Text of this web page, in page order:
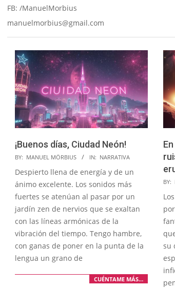
FB: /ManuelMorbius
manuelmorbius@gmail.com
¡Buenos días, Ciudad Neón!
2025-
03-
01
BY: MANUEL MÖRBIUS IN: NARRATIVA
Despierto llena de energía y de un
ánimo excelente. Los sonidos más
fuertes se atenúan al pasar por un
jardín zen de nervios que se exaltan
con las líneas armónicas de la
vibración del tiempo. Tengo hambre,
con ganas de poner en la punta de la
lengua un grano de
CUÉNTAME MÁS…
08-
09
BY:
su